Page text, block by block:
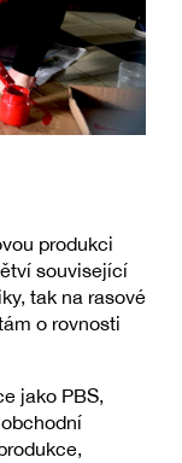
produkci
související
tak na rasové
o rovnosti
jako PBS,